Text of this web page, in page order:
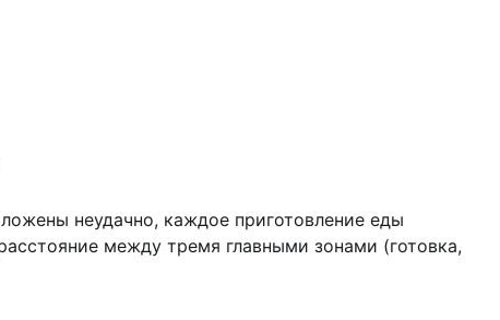
неудачно, каждое приготовление еды
между тремя главными зонами (готовка,